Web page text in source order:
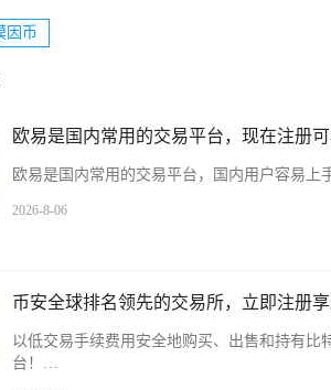
因币
欧易是国内常用的交易平台，现在注册可
欧易是国内常用的交易平台，国内用户容易
2026-8-06
币安全球排名领先的交易所，立即注册享
以低交易手续费用安全地购买、出售和持有
台！…